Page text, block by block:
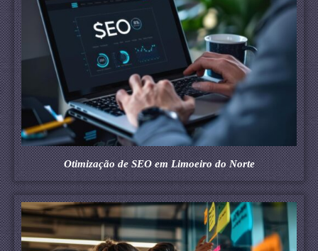
Otimização de SEO em Limoeiro do Norte